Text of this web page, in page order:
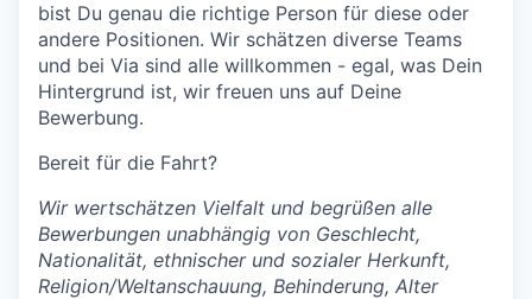
bist Du genau die richtige Person für diese oder
andere Positionen. Wir schätzen diverse Teams
und bei Via sind alle willkommen - egal, was Dein
Hintergrund ist, wir freuen uns auf Deine
Bewerbung.
Bereit für die Fahrt?
Wir wertschätzen Vielfalt und begrüßen alle
Bewerbungen unabhängig von Geschlecht,
Nationalität, ethnischer und sozialer Herkunft,
Religion/Weltanschauung, Behinderung, Alter